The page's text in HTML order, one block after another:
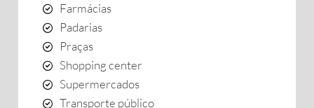
Farmácias
Padarias
Praças
Shopping center
Supermercados
Transporte público